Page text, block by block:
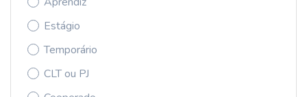
Estágio
Temporário
CLT ou PJ